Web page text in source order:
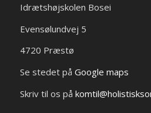
Idrætshøjskolen Bosei
Evensølundvej 5
4720 Præstø
Se stedet på Google maps
Skriv til os på